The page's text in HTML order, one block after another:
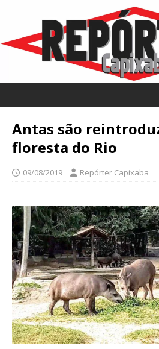
Antas são
floresta do Rio
09/08/2019 Repórter Capixaba